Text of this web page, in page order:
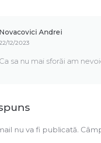
Novacovici Andrei
12/2023
Ca sa nu mai sforăi am
nu va fi publicată.